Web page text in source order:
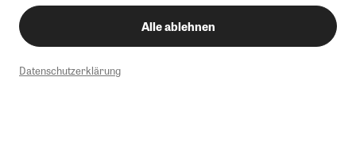
Alle ablehnen
Datenschutzerklärung